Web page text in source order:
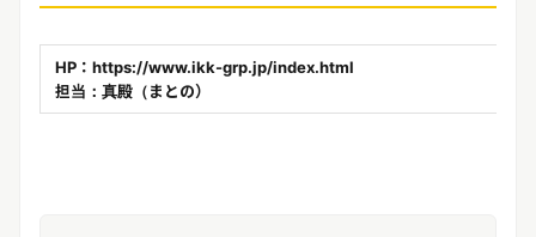
HP：https://www.ikk-grp.jp/index.html
担当：真殿（まとの）